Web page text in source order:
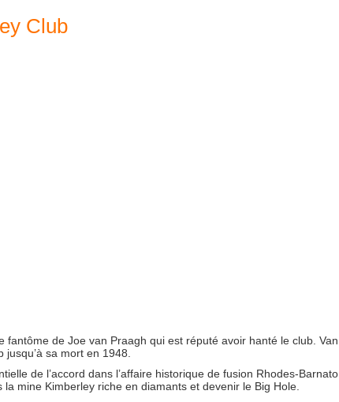
Club
de Joe van Praagh qui est réputé avoir hanté le club. Van
sa mort en 1948.
de l’accord dans l’affaire historique de fusion Rhodes-Barnato
mine Kimberley riche en diamants et devenir le Big Hole.